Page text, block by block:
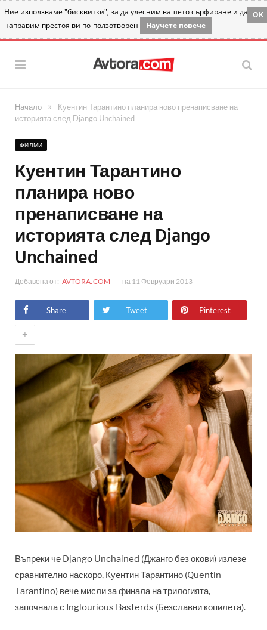
Ние използваме "бисквитки", за да улесним вашето сърфиране и да
направим престоя ви по-ползотворен
Научете повече
OK
Начало »
Куентин Тарантино планира ново пренаписване на
историята след Django Unchained
ФИЛМИ
Куентин Тарантино
планира ново
пренаписване на
историята след Django
Unchained
Добавена от: AVTORA.COM на 11 Февруари 2013
Share Tweet Pinterest
+
Въпреки че Django Unchained (Джанго без окови) излезе
сравнително наскоро, Куентин Тарантино (Quentin
Tarantino) вече мисли за финала на трилогията,
започнала с Inglourious Basterds (Безславни копилета).